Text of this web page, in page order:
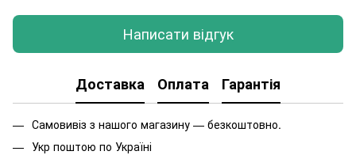
Написати відгук
Доставка Оплата Гарантія
Самовивіз з нашого магазину — безкоштовно.
Укр поштою по Україні